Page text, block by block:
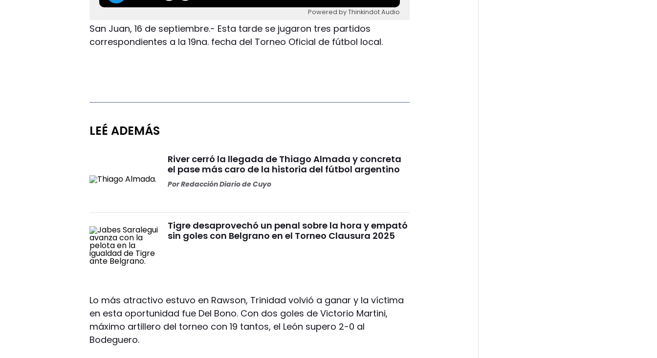
Powered by Thinkindot Audio
San Juan, 16 de septiembre.- Esta tarde se jugaron tres partidos
correspondientes a la 19na. fecha del Torneo Oficial de fútbol local.
LEÉ ADEMÁS
River cerró la llegada de Thiago Almada y concreta
el pase más caro de la historia del fútbol argentino
PorRedacción Diario de Cuyo
Tigre desaprovechó un penal sobre la hora y empató
sin goles con Belgrano en el Torneo Clausura 2025
Lo más atractivo estuvo en Rawson, Trinidad volvió a ganar y la víctima
en esta oportunidad fue Del Bono. Con dos goles de Victorio Martini,
máximo artillero del torneo con 19 tantos, el León supero 2-0 al
Bodeguero.